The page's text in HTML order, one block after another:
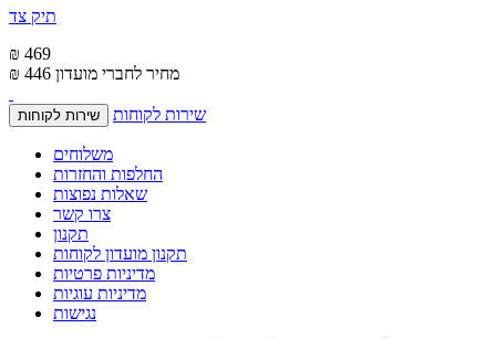
תיק צד
₪ 469
₪ 446 מחיר לחברי מועדון
שירות לקוחות שירות לקוחות
משלוחים
החלפות והחזרות
שאלות נפוצות
צרו קשר
תקנון
תקנון מועדון לקוחות
מדיניות פרטיות
מדיניות עוגיות
נגישות